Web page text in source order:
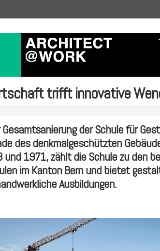
trifft innovative
Gesamtsanierung der Schule für
des denkmalgeschützten
1971, zählt die Schule zu den
im Kanton Bern und bietet
Ausbildungen.